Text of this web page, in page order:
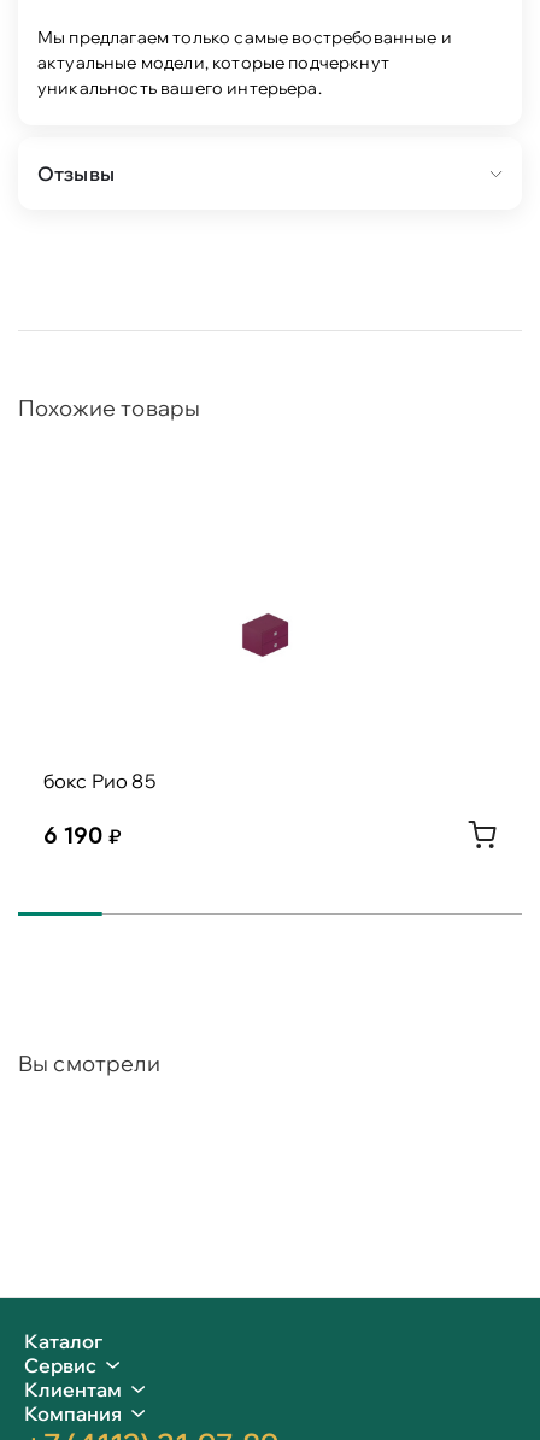
Мы предлагаем только самые востребованные и
актуальные модели, которые подчеркнут
уникальность вашего интерьера.
Отзывы
Похожие товары
бокс Рио 85
6 190
Вы смотрели
Каталог
Сервис
Клиентам
Компания